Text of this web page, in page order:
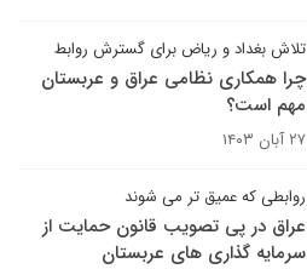
تلاش بغداد و ریاض برای گسترش روابط
چرا همکاری نظامی عراق و عربستان
مهم است؟
۲۷ آبان ۱۴۰۳
روابطی که عمیق تر می شوند
عراق در پی تصویب قانون حمایت از
سرمایه گذاری های عربستان